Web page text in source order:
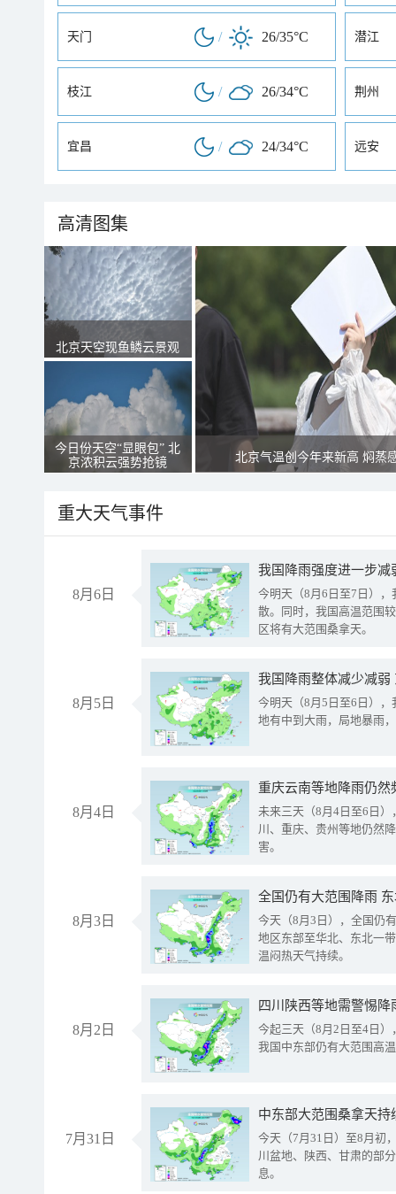
天门 / 26/35°C 潜江
枝江 / 26/34°C 荆州
宜昌 / 24/34°C 远安
高清图集
北京天空现鱼鳞云景观
今日份天空“显眼包” 北
京浓积云强势抢镜
北京气温创今年来新高 焖蒸
重大天气事件
8月6日
今明天（8月6日至7日）
散。同时，我国高温范围
区将有大范围桑拿天。
8月5日
我国降雨整体减少减弱
今明天（8月5日至6日）
地有中到大雨，局地暴雨
8月4日
重庆云南等地降雨仍然
未来三天（8月4日至6日
川、重庆、贵州等地仍然
害。
8月3日
全国仍有大范围降雨
今天（8月3日），全国仍
地区东部至华北、东北一
温闷热天气持续。
8月2日
今起三天（8月2日至4日
我国中东部仍有大范围高
7月31日
中东部大范围桑拿天
今天（7月31日）至8月初
川盆地、陕西、甘肃的部
息。